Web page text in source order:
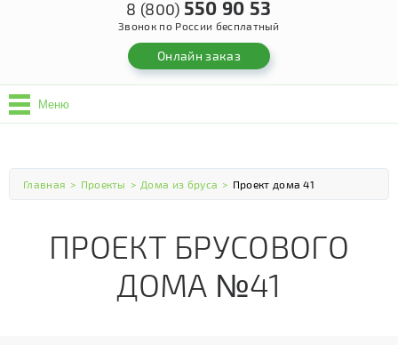
8 (800) 550 90 53
Звонок по России бесплатный
Онлайн заказ
Меню
Главная > Проекты > Дома из бруса > Проект дома 41
ПРОЕКТ БРУСОВОГО
ДОМА №41